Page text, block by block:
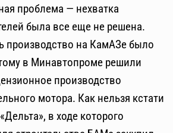
проблема — нехватка
была все еще не решена.
производство на КамАЗе было
в Минавтопроме решили
производство
мотора. Как нельзя кстати
в ходе которого